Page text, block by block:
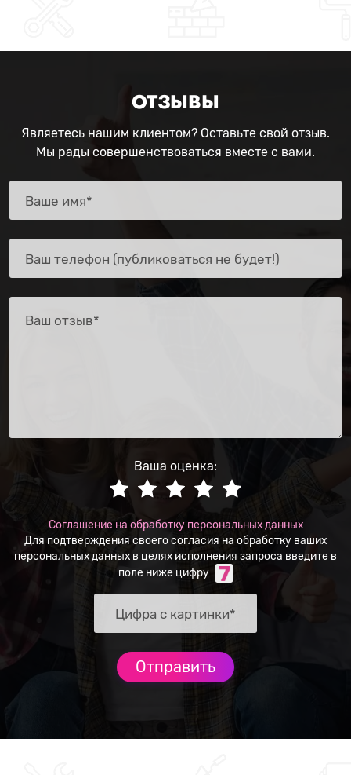
ОТЗЫВЫ
Являетесь нашим клиентом? Оставьте свой отзыв.
Мы рады совершенствоваться вместе с вами.
Ваша оценка:
Соглашение на обработку персональных данных
Для подтверждения своего согласия на обработку ваших
персональных данных в целях исполнения запроса введите в
поле ниже цифру